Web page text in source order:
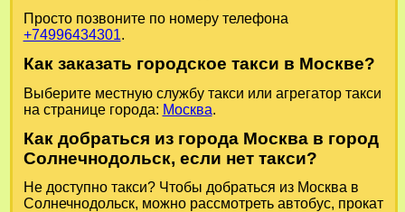
Просто позвоните по номеру телефона
+74996434301.
Как заказать городское такси в Москве?
Выберите местную службу такси или агрегатор такси
на странице города: Москва.
Как добраться из города Москва в город
Солнечнодольск, если нет такси?
Не доступно такси? Чтобы добраться из Москва в
Солнечнодольск, можно рассмотреть автобус, прокат